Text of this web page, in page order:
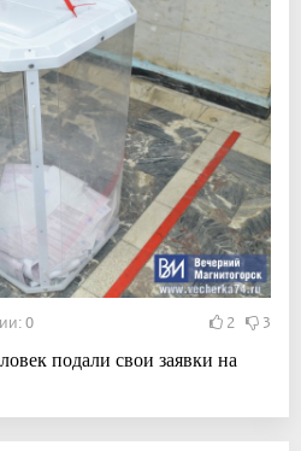
0 2 3
подали свои заявки на